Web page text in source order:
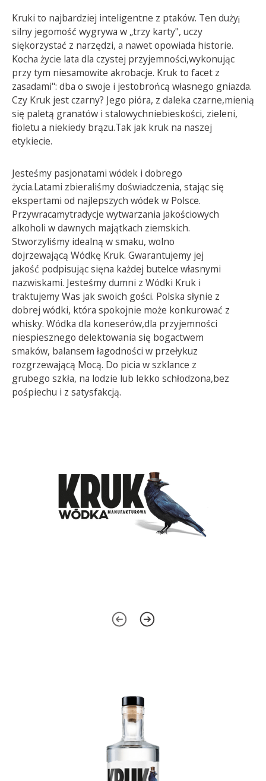
Kruki to najbardziej inteligentne z ptaków. Ten duży¡
silny jegomość wygrywa w „trzy karty", uczy
siękorzystać z narzędzi, a nawet opowiada historie.
Kocha życie lata dla czystej przyjemności,wykonując
przy tym niesamowite akrobacje. Kruk to facet z
zasadami": dba o swoje i jestobrońcą własnego gniazda.
Czy Kruk jest czarny? Jego pióra, z daleka czarne,mienią
się paletą granatów i stalowychniebieskości, zieleni,
fioletu a niekiedy brązu.Tak jak kruk na naszej
etykiecie.
Jesteśmy pasjonatami wódek i dobrego
życia.Latami zbieraliśmy doświadczenia, stając się
ekspertami od najlepszych wódek w Polsce.
Przywracamytradycje wytwarzania jakościowych
alkoholi w dawnych majątkach ziemskich.
Stworzyliśmy idealną w smaku, wolno
dojrzewającą Wódkę Kruk. Gwarantujemy jej
jakość podpisując sięna każdej butelce własnymi
nazwiskami. Jesteśmy dumni z Wódki Kruk i
traktujemy Was jak swoich gości. Polska słynie z
dobrej wódki, która spokojnie może konkurować z
whisky. Wódka dla koneserów,dla przyjemności
niespiesznego delektowania się bogactwem
smaków, balansem łagodności w przełykuz
rozgrzewającą Mocą. Do picia w szklance z
grubego szkła, na lodzie lub lekko schłodzona,bez
pośpiechu i z satysfakcją.